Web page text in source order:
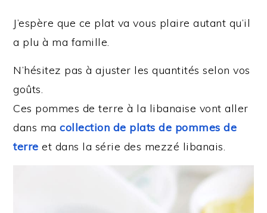
J’espère que ce plat va vous plaire autant qu’il
a plu à ma famille.
N’hésitez pas à ajuster les quantités selon vos
goûts.
Ces pommes de terre à la libanaise vont aller
dans macollection de plats de pommes de
terre et dans la série des mezzé libanais.